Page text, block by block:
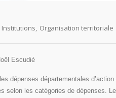
Institutions, Organisation territoriale
Escudié
les dépenses départementales
selon les catégories de dépenses.